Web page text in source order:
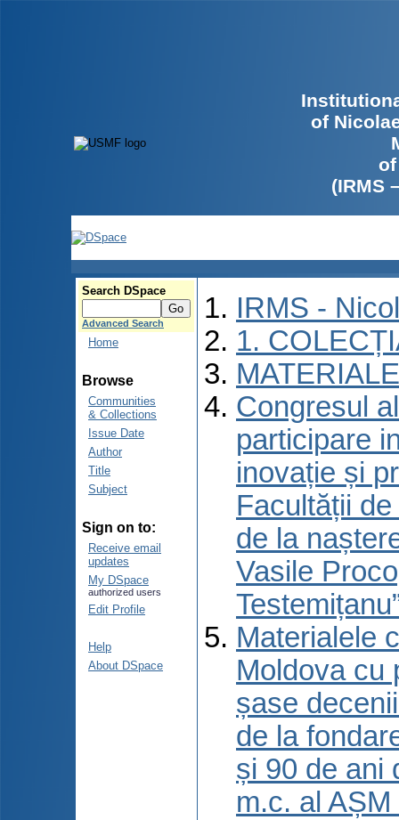
of
(IRMS
Search DSpace
Advanced Search
Home
Browse
Communities
& Collections
Issue Date
Author
Title
Subject
Sign on to:
Receive email
updates
My DSpace
authorized users
Edit Profile
Help
About DSpace
IRMS -
1.
Congresul
participare
inovație și
Facultății
de la
Vasile
Materialele
Moldova cu
șase
de la
și 90 de ani
m.c. al